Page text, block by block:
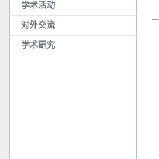
学术活动
对外交流
学术研究